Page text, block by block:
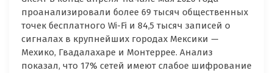
проанализировали более 69 тысяч общественных
точек бесплатного Wi-Fi и 84,5 тысяч записей о
сигналах в крупнейших городах Мексики —
Мехико, Гвадалахаре и Монтеррее. Анализ
показал, что 17% сетей имеют слабое шифрование